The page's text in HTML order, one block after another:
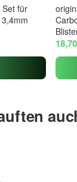
für